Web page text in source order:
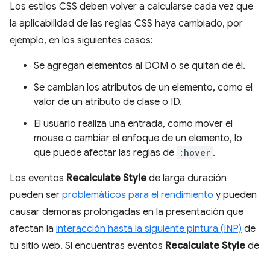
Los estilos CSS deben volver a calcularse cada vez que
la aplicabilidad de las reglas CSS haya cambiado, por
ejemplo, en los siguientes casos:
Se agregan elementos al DOM o se quitan de él.
Se cambian los atributos de un elemento, como el
valor de un atributo de clase o ID.
El usuario realiza una entrada, como mover el
mouse o cambiar el enfoque de un elemento, lo
que puede afectar las reglas de :hover .
Los eventos Recalculate Style de larga duración
pueden ser problemáticos para el rendimiento y pueden
causar demoras prolongadas en la presentación que
afectan la interacción hasta la siguiente pintura (INP) de
tu sitio web. Si encuentras eventos Recalculate Style de